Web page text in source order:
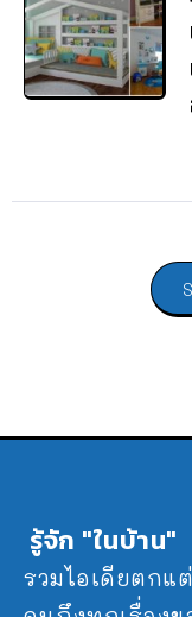
รู้จัก "ในบ้าน"
รวมไอเดียตกแ